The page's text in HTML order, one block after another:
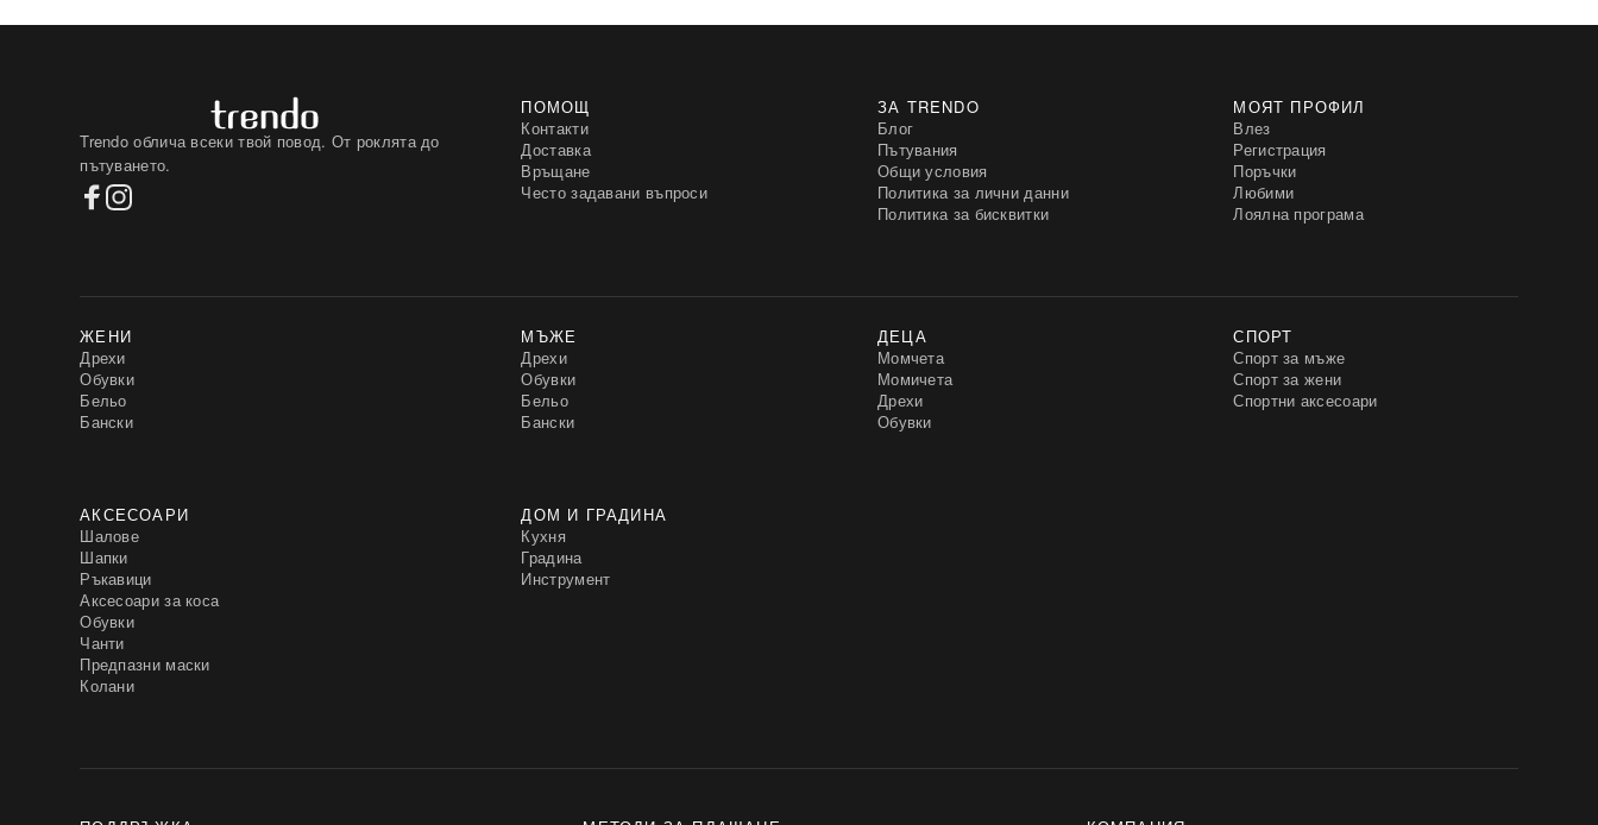
Trendo облича всеки твой повод. От роклята до
пътуването.
ПОМОЩ
Контакти
Доставка
Връщане
Често задавани въпроси
ЗА TRENDO
Блог
Пътувания
Общи условия
Политика за лични данни
Политика за бисквитки
МОЯТ ПРОФИЛ
Влез
Регистрация
Поръчки
Любими
Лоялна програма
ЖЕНИ
Дрехи
Обувки
Бельо
Бански
МЪЖЕ
Дрехи
Обувки
Бельо
Бански
ДЕЦА
Момчета
Момичета
Дрехи
Обувки
СПОРТ
Спорт за мъже
Спорт за жени
Спортни аксесоари
АКСЕСОАРИ
Шалове
Шапки
Ръкавици
Аксесоари за коса
Обувки
Чанти
Предпазни маски
Колани
ДОМ И ГРАДИНА
Кухня
Градина
Инструмент